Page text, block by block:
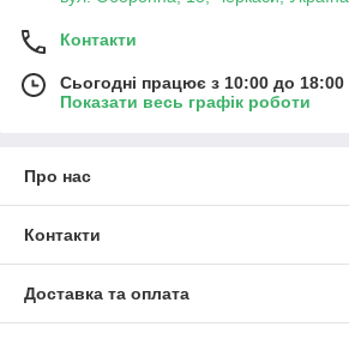
Контакти
Сьогодні працює з 10:00 до 18:00
Показати весь графік роботи
Про нас
Контакти
Доставка та оплата